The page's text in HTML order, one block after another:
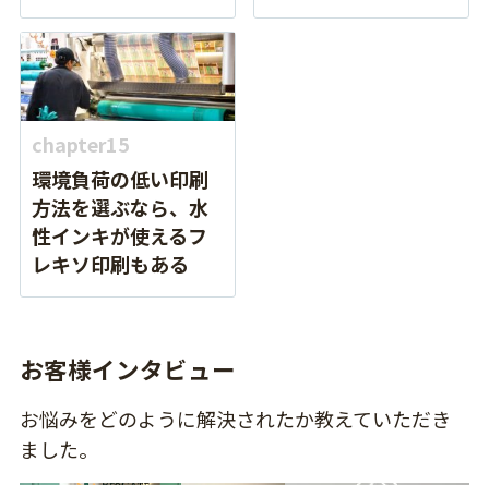
chapter15
環境負荷の低い印刷
方法を選ぶなら、水
性インキが使えるフ
レキソ印刷もある
お客様インタビュー
お悩みをどのように解決されたか教えていただき
ました。